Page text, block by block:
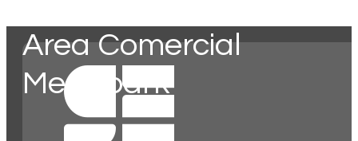
Area Comercial
Megapark